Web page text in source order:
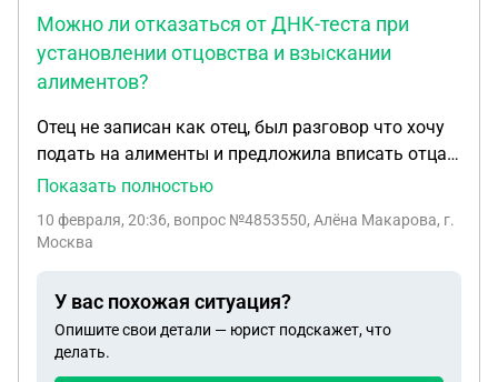
Можно ли отказаться от ДНК-теста при
установлении отцовства и взыскании
алиментов?
Отец не записан как отец, был разговор что хочу
подать на алименты и предложила вписать отца,
он сказал что хочет ДНК и дошло до того что он
года он и не интересовался им. Могу ли я
Показать полностью
10 февраля, 20:36, вопрос №4853550, Алёна Макарова, г.
Москва
У вас похожая ситуация?
Опишите свои детали — юрист подскажет, что
делать.